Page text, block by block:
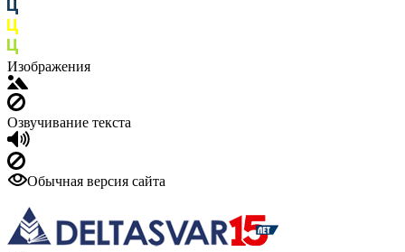
Изображения
Озвучивание текста
Обычная версия сайта